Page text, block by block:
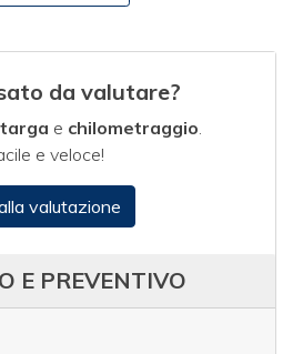
da valutare?
targa e chilometraggio
e veloce!
valutazione
E PREVENTIVO